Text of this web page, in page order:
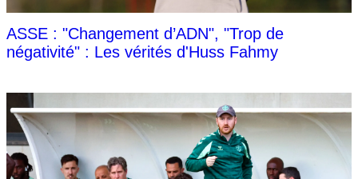
ASSE : "Changement d’ADN", "Trop de
négativité" : Les vérités d'Huss Fahmy